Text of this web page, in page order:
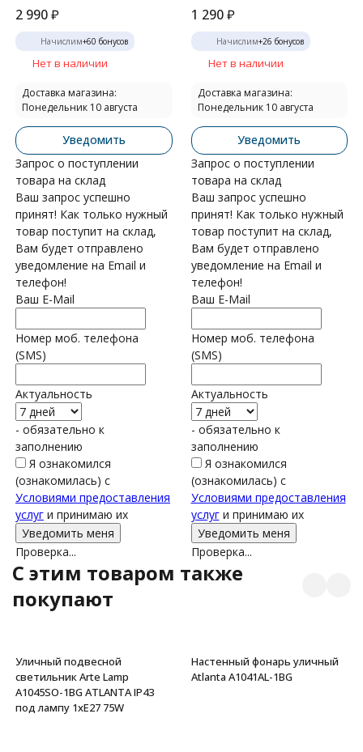
2 990₽
Начислим+60 бонусов
Нет в наличии
Доставка магазина:
Понедельник 10 августа
Уведомить
Запрос о поступлении
товара на склад
Ваш запрос успешно
принят! Как только нужный
товар поступит на склад,
Вам будет отправлено
уведомление на Email и
телефон!
Ваш E-Mail
Номер моб. телефона
(SMS)
Актуальность
- обязательно к
заполнению
Я ознакомился
(ознакомилась) с
Условиями предоставления
услуг и принимаю их
Проверка...
1 290 ₽
Начислим+26 бонусов
Нет в наличии
Доставка магазина:
Понедельник 10 августа
Уведомить
Запрос о поступлении
товара на склад
Ваш запрос успешно
принят! Как только нужный
товар поступит на склад,
Вам будет отправлено
уведомление на Email и
телефон!
Ваш E-Mail
Номер моб. телефона
(SMS)
Актуальность
- обязательно к
заполнению
Я ознакомился
(ознакомилась) с
Условиями предоставления
услуги принимаю их
Проверка...
C этим товаром также
покупают
Уличный подвесной
светильник Arte Lamp
A1045SO-1BG ATLANTA IP43
под лампу 1xE27 75W
Настенный фонарь уличный
Atlanta A1041AL-1BG